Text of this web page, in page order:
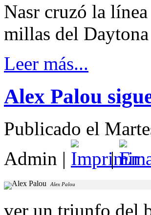
Nasr cruzó la
millas del
Leer más...
Alex Palou
Publicado el
Admin | |
Alex Palou
ver un triunfo del